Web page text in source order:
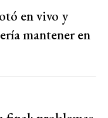
en vivo y
mantener en